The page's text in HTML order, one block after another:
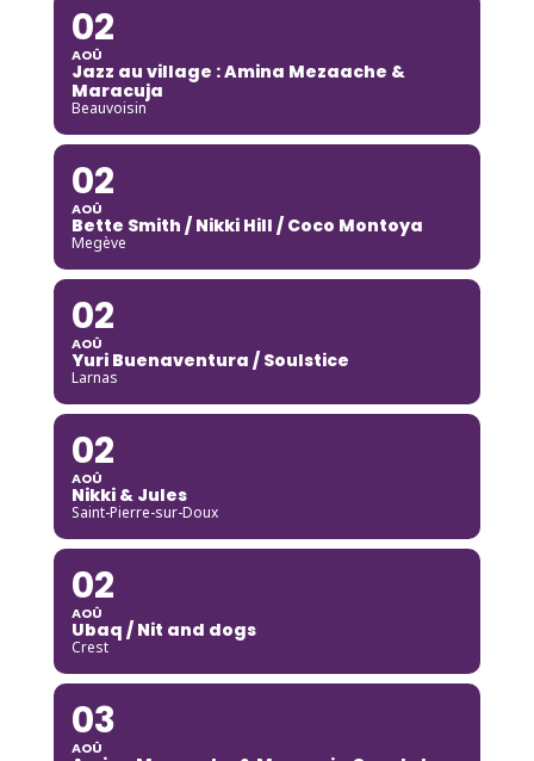
02
AOÛ
Jazz au village : Amina Mezaache &
Maracuja
Beauvoisin
02
AOÛ
Bette Smith / Nikki Hill / Coco Montoya
Megève
02
AOÛ
Yuri Buenaventura / Soulstice
Larnas
02
AOÛ
Nikki & Jules
Saint-Pierre-sur-Doux
02
AOÛ
Ubaq / Nit and dogs
Crest
03
AOÛ